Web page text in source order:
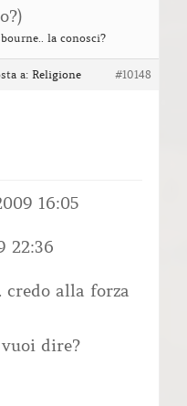
la conosci?
a: Religione #10148
16:05
22:36
alla forza
dire?